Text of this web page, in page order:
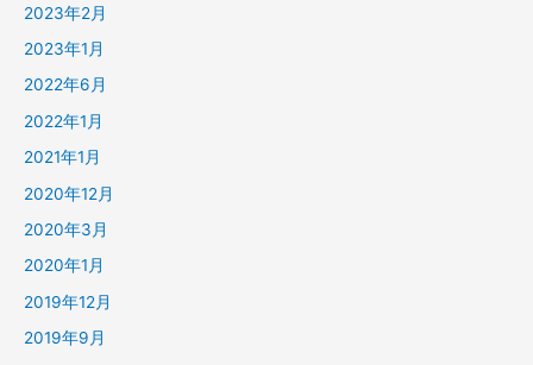
2023年2月
2023年1月
2022年6月
2022年1月
2021年1月
2020年12月
2020年3月
2020年1月
2019年12月
2019年9月